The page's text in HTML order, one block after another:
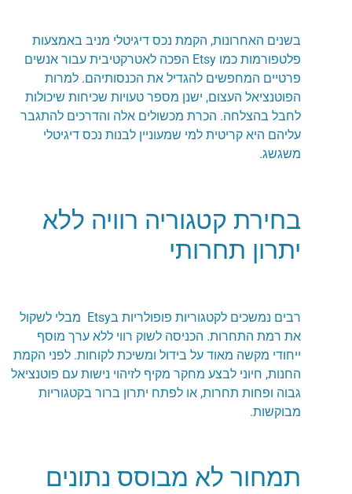
בשנים האחרונות, הקמת נכס דיגיטלי מניב באמצעות
פלטפורמות כמו Etsy הפכה לאטרקטיבית עבור אנשים
פרטיים המחפשים להגדיל את הכנסותיהם. למרות
הפוטנציאל העצום, ישנן מספר טעויות שכיחות שיכולות
לחבל בהצלחה. הכרת מכשולים אלה והדרכים להתגבר
עליהם היא קריטית למי שמעוניין לבנות נכס דיגיטלי
משגשג.
בחירת קטגוריה רוויה ללא
יתרון תחרותי
רבים נמשכים לקטגוריות פופולריות בEtsy מבלי לשקול
את רמת התחרות. הכניסה לשוק רווי ללא ערך מוסף
ייחודי מקשה מאוד על בידול ומשיכת לקוחות. לפני הקמת
החנות, חיוני לבצע מחקר מקיף לזיהוי נישות עם פוטנציאל
גבוה ופחות תחרות, או לפתח יתרון ברור בקטגוריות
מבוקשות.
תמחור לא מבוסס נתונים